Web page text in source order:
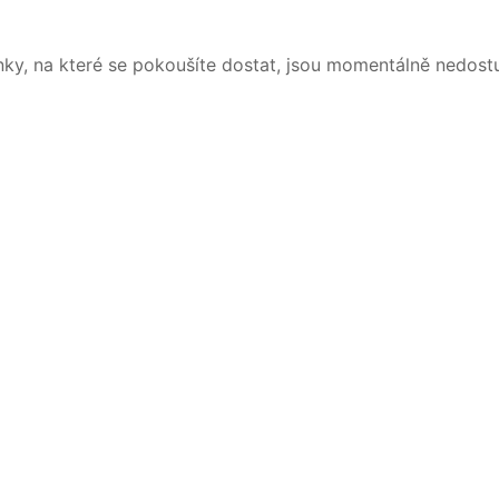
na které se pokoušíte dostat, jsou momentálně